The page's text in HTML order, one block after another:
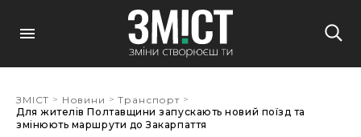
ЗМІСТ > Новини > Транспорт >
Для жителів Полтавщини запускають новий поїзд та
змінюють маршрути до Закарпаття